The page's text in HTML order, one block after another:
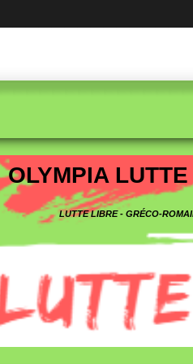
OLYMPIA
LUTTE LIBRE - GRÉCO-